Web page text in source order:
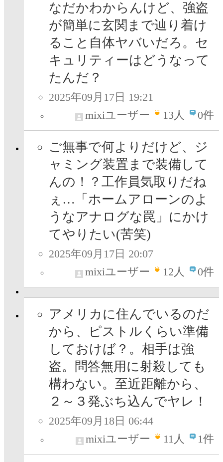
なだかわからんけど、強盗
が簡単に玄関まで辿り着け
ること自体ヤバいだろ。セ
キュリティーはどうなって
たんだ？
2025年09月17日 19:21
mixiユーザー
13人 0件
ご無事で何よりだけど、ジ
ャミング装置まで装備して
んの！？工作員気取りだね
ぇ…「ホームアローンのよ
うなアナログな罠」にかけ
てやりたい(苦笑)
2025年09月17日 20:07
mixiユーザー
12人 0件
アメリカに住んでいるのだ
から、ピストルくらい準備
しておけば？。相手は強
盗。問答無用に射殺しても
構わない。至近距離から、
２～３発ぶち込んでヤレ！
2025年09月18日 06:44
mixiユーザー
11人 1件